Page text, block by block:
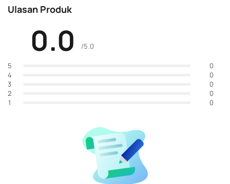
Ulasan Produk
0.0 /5.0
5
0
4
0
3
0
2
0
1
0